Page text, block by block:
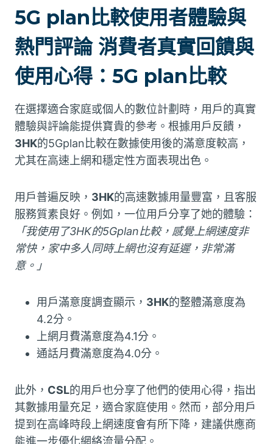
5G plan比較使用者體驗與
熱門評論 消費者真實回饋與
使用心得：5G plan比較
在選擇適合家庭或個人的數位計劃時，用戶的真實
體驗與評論能提供寶貴的參考。根據用戶反饋，
3HK的5Gplan比較在數據使用後的滿意度較高，
尤其在高速上網和穩定性方面表現出色。
用戶普遍反映， 3HK的高速數據用量豐富，且客服
服務質素良好。例如，一位用戶分享了她的體驗：
「我使用了3HK的5Gplan比較，感覺上網速度非
常快，家中多人同時上網也沒有延遲，非常滿
意。」
用戶滿意度調查顯示， 3HK的整體滿意度為
4.2分。
上網月費滿意度為4.1分。
通話月費滿意度為4.0分。
此外， CSL的用戶也分享了他們的使用心得，指出
其數據用量充足，適合家庭使用。然而，部分用戶
提到在高峰時段上網速度會有所下降，建議供應商
能進一步優化網絡流量分配。